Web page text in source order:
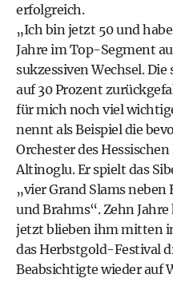
erfolgreich.
„Ich bin jetzt 50 und
Jahre im Top-Segment
sukzessiven Wechsel.
auf 30 Prozent
für mich noch viel
nennt als Beispiel die
Orchester des
Altinoglu. Er spielt das
„vier Grand Slams
und Brahms“. Zehn
jetzt blieben ihm mitten
das Herbstgold-Festival
Beabsichtigte wieder auf